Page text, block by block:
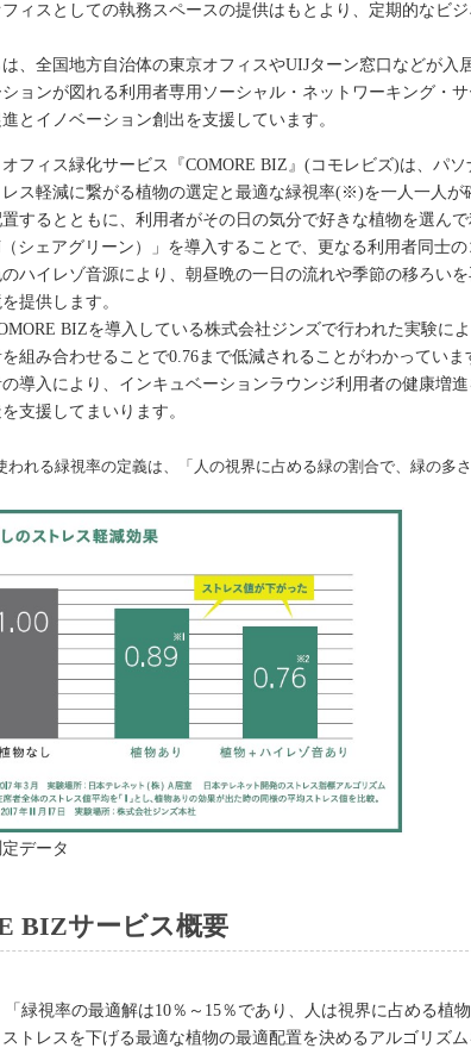
ィスとしての執務スペースの提供はもとより、定期的なビ
は、全国地方自治体の東京オフィスやUIJターン窓口などが
ョンが図れる利用者専用ソーシャル・ネットワーキング・
とイノベーション創出を支援しています。
フィス緑化サービス『COMORE BIZ』(コモレビズ)は、パ
ス軽減に繋がる植物の選定と最適な緑視率(※)を一人一人
するとともに、利用者がその日の気分で好きな植物を選ん
（シェアグリーン）」を導入することで、更なる利用者同士
ハイレゾ音源により、朝昼晩の一日の流れや季節の移ろい
提供します。
BIZを導入している株式会社ジンズで行われた実験に
組み合わせることで0.76まで低減されることがわかっていま
導入により、インキュベーションラウンジ利用者の健康増
支援してまいります。
われる緑視率の定義は、「人の視界に占める緑の割合で、緑の多
データ
BIZサービス概要
「緑視率の最適解は10％～15％であり、人は視界に占める
トレスを下げる最適な植物の最適配置を決めるアルゴリ